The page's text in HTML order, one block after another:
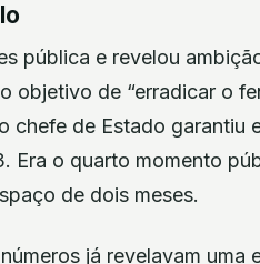
pública e revelou
objetivo de “erradicar o
chefe de Estado
Era o quarto momento
de dois meses.
já revelavam uma